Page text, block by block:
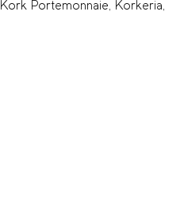
Kork Portemonnaie, Korkeria,